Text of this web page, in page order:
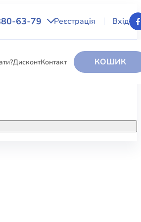
63-79 Реєстрація Вхід
ДисконтКонтакт КОШИК